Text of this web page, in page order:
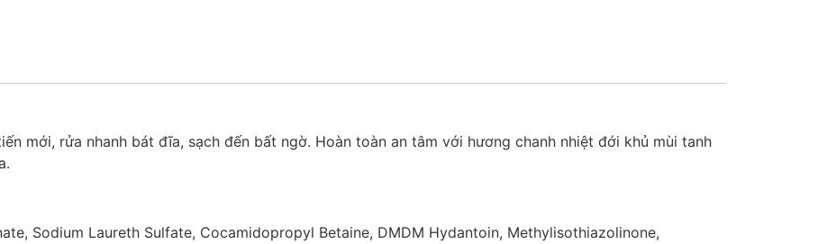
mới, rửa nhanh bát đĩa, sạch đến bất ngờ. Hoàn toàn an tâm với hương chanh nhiệt đới khủ mùi tanh
Sodium Laureth Sulfate, Cocamidopropyl Betaine, DMDM Hydantoin, Methylisothiazolinone,